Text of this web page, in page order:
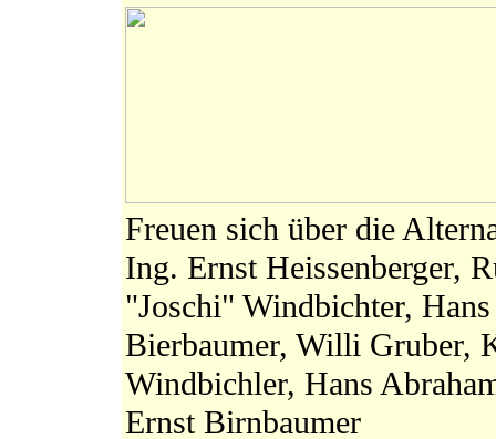
Freuen sich über die
Ing. Ernst Heissenberger,
"Joschi" Windbichter,
Bierbaumer, Willi Gruber,
Windbichler, Hans
Ernst Birnbaumer